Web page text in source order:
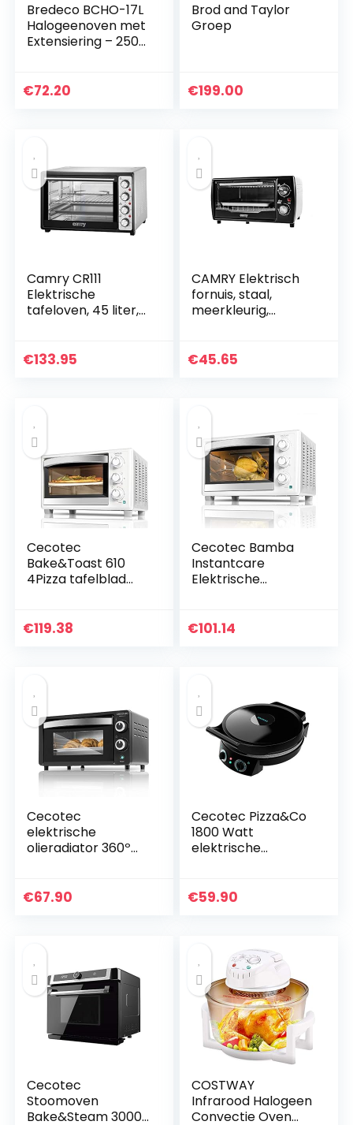
Bredeco BCHO-17L
Halogeenoven met
Extensiering – 250
met Ebook
€72.20
Brod and Taylor
Groep
€199.00
Camry CR111
Elektrische
tafeloven, 45 liter,
temperatuurinstelli
€133.95
CAMRY Elektrisch
fornuis, staal,
meerkleurig,
€45.65
Cecotec
Bake&Toast 610
4Pizza tafelblad
inhoud van 26 liter,
€119.38
Cecotec Bamba
Instantcare
Elektrische
Borstel
€101.14
Cecotec
elektrische
olieradiator 360º
modules,
€67.90
Cecotec Pizza&Co
1800 Watt
elektrische
Rockstone coating,
platen
€59.90
Cecotec
Stoomoven
Bake&Steam 3000
COSTWAY
Infrarood Halogeen
Convectie Oven